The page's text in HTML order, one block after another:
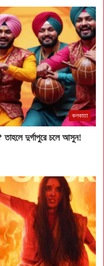
কলকাতা
দুর্গাপুরে চলে আসুন!